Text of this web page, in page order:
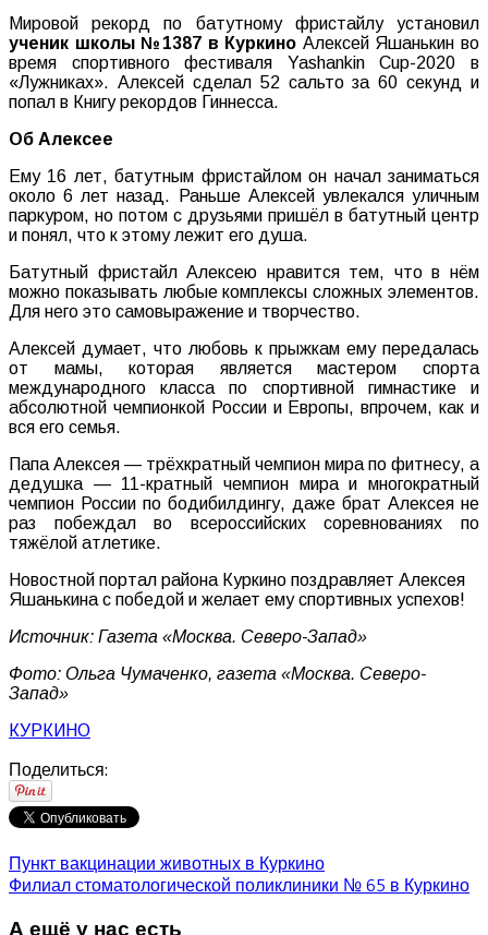
Мировой рекорд по батутному фристайлу установил
ученик школы №1387 в Куркино Алексей Яшанькин во
время спортивного фестиваля Yashankin Cup-2020 в
«Лужниках». Алексей сделал 52 сальто за 60 секунд и
попал в Книгу рекордов Гиннесса.
Об Алексее
Ему 16 лет, батутным фристайлом он начал заниматься
около 6 лет назад. Раньше Алексей увлекался уличным
паркуром, но потом с друзьями пришёл в батутный центр
и понял, что к этому лежит его душа.
Батутный фристайл Алексею нравится тем, что в нём
можно показывать любые комплексы сложных элементов.
Для него это самовыражение и творчество.
Алексей думает, что любовь к прыжкам ему передалась
от мамы, которая является мастером спорта
международного класса по спортивной гимнастике и
абсолютной чемпионкой России и Европы, впрочем, как и
вся его семья.
Папа Алексея — трёхкратный чемпион мира по фитнесу, а
дедушка — 11-кратный чемпион мира и многократный
чемпион России по бодибилдингу, даже брат Алексея не
раз побеждал во всероссийских соревнованиях по
тяжёлой атлетике.
Новостной портал района Куркино поздравляет Алексея
Яшанькина с победой и желает ему спортивных успехов!
Источник: Газета «Москва. Северо-Запад»
Фото: Ольга Чумаченко, газета «Москва. Северо-
Запад»
КУРКИНО
Поделиться:
Пункт вакцинации животных в Куркино
Филиал стоматологической поликлиники № 65 в Куркино
А ещё у нас есть